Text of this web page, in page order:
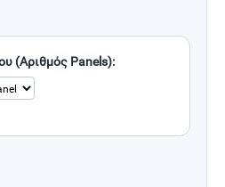
(Αριθμός Panels):